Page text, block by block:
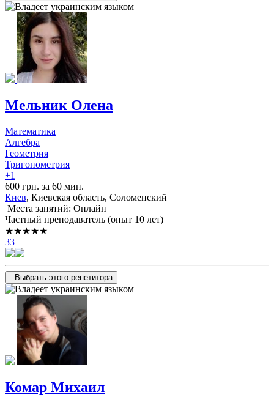
Мельник Олена
Математика
Алгебра
Геометрия
Тригонометрия
+1
600 грн. за 60 мин.
Киев, Киевская область, Соломенский
Места занятий: Онлайн
Частный преподаватель (опыт 10 лет)
★★★★★
33
Выбрать этого репетитора
Комар Михаил